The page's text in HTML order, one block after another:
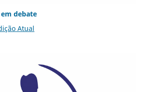
em debate
Atual